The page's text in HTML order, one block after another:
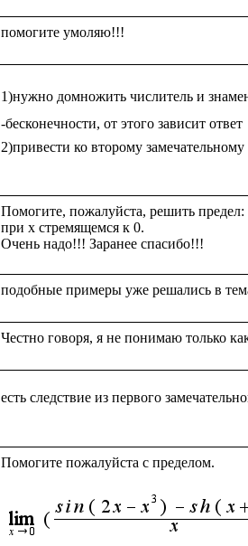
1)нужно домножить числитель и
-бесконечности, от этого зависит ответ
2)привести ко второму замечательному
Помогите, пожалуйста, решить предел:
при х стремящемся к 0.
есть следствие из первого
Помогите пожалуйста с пределом.